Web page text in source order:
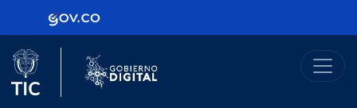
Logo Gobierno de Colombia
Portal Gobierno Digital
Logo del Ministerio TIC